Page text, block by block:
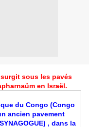
sous les pavés
en Israël.
du Congo (Congo
ancien pavement
, dans la